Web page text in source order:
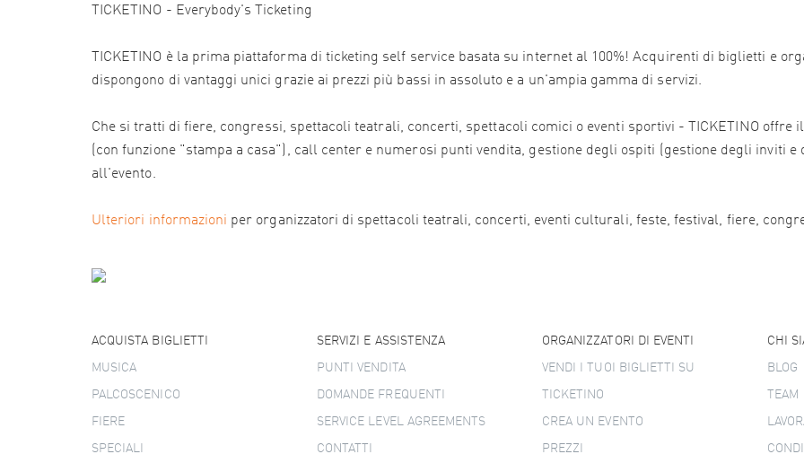
TICKETINO - Everybody's Ticketing
TICKETINO è la prima piattaforma di ticketing self service basata su internet al 100%! Acquirenti di biglietti e
dispongono di vantaggi unici grazie ai prezzi più bassi in assoluto e a un'ampia gamma di servizi.
Che si tratti di fiere, congressi, spettacoli teatrali, concerti, spettacoli comici o eventi sportivi - TICKETINO
(con funzione "stampa a casa"), call center e numerosi punti vendita, gestione degli ospiti (gestione degli inviti
all'evento.
Ulteriori informazioni per organizzatori di spettacoli teatrali, concerti, eventi culturali, feste, festival, fiere,
ACQUISTA BIGLIETTI
MUSICA
PALCOSCENICO
FIERE
SPECIALI
SERVIZI E ASSISTENZA
PUNTI VENDITA
DOMANDE FREQUENTI
SERVICE LEVEL AGREEMENTS
CONTATTI
ORGANIZZATORI DI EVENTI
VENDI I TUOI BIGLIETTI SU
TICKETINO
CREA UN EVENTO
PREZZI
CHI
BLOG
TEAM